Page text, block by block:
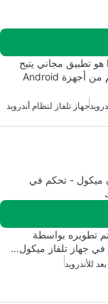
التحكم عن بُعد لصندوق تلفزيون MXQ Pro Android هو تطبيق مجاني يتيح
للمستخدمين التحكم في أجهزة التلفزيون الخاصة بهم من أجهزة Android
جهاز تلفاز لنظام أندرويد
ميكول - تحكم في
تطويره بواسطة
للأندرويد